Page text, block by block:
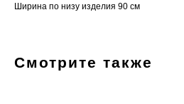
Ширина по низу изделия 90 см
Смотрите также